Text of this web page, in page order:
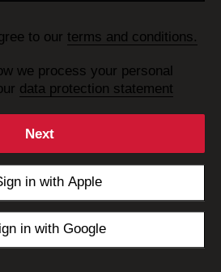
to our terms and conditions.
we process your personal
data protection statement